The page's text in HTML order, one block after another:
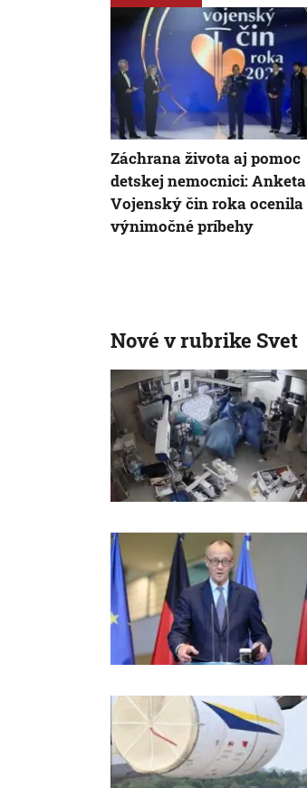
Záchrana života aj pomoc
detskej nemocnici: Anketa
Vojenský čin roka ocenila
výnimočné príbehy
Nové v rubrike Svet